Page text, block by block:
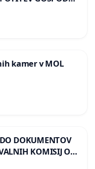
kamer v MOL
DOKUMENTOV
KOMISIJ O